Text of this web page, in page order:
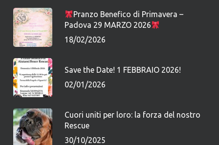
Pranzo Benefico di Primavera –
Padova 29 MARZO 2026
18/02/2026
Save the Date! 1 FEBBRAIO 2026!
02/01/2026
Cuori uniti per loro: la forza del nostro
Rescue
30/10/2025